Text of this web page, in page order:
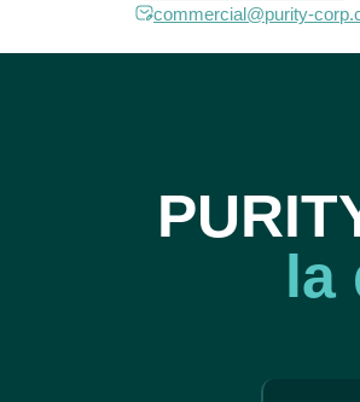
commercial@purity-
la